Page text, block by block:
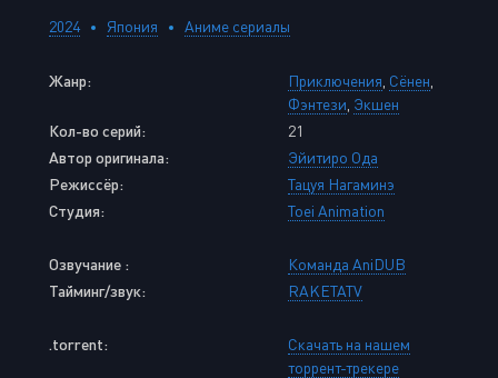
2024 Япония Аниме сериалы
Жанр: Приключения Сёнен
Фэнтези Экшен
Кол-во серий:
21
Автор оригинала:
Эйитиро Ода
Режиссёр:
Тацуя Нагаминэ
Студия:
Toei Animation
Озвучание :
Команда AniDUB
Тайминг/звук:
RAKETATV
.torrent:
Скачать на нашем
торрент-трекере